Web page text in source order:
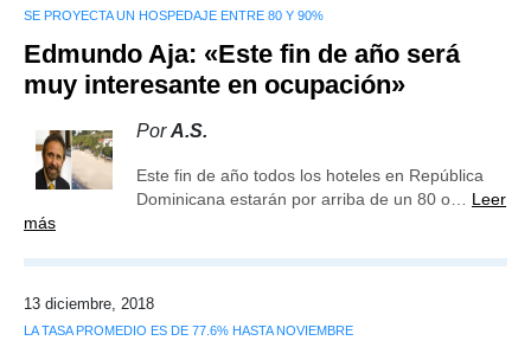
SE PROYECTA UN HOSPEDAJE ENTRE 80 Y 90%
Edmundo Aja: «Este fin de año será
muy interesante en ocupación»
PorA.S.
Este fin de año todos los hoteles en República
Dominicana estarán por arriba de un 80 o… Leer
más
13 diciembre, 2018
LA TASA PROMEDIO ES DE 77.6% HASTA NOVIEMBRE